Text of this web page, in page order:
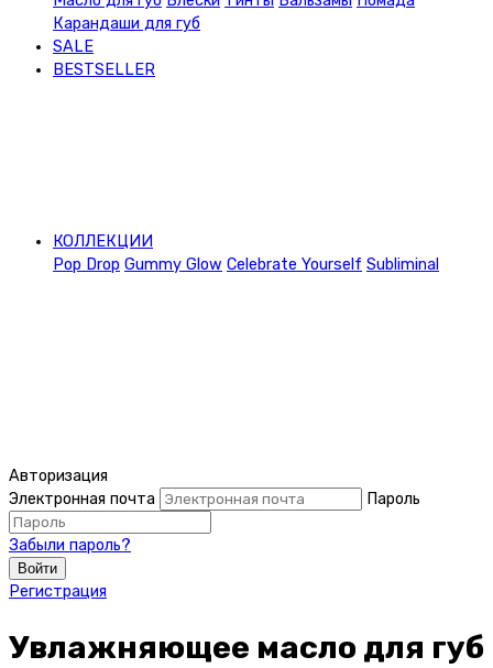
Карандаши для губ
SALE
BESTSELLER
КОЛЛЕКЦИИ
Pop Drop Gummy Glow Celebrate Yourself Subliminal
Авторизация
Электронная почта
Пароль
Забыли пароль?
Войти
Регистрация
Увлажняющее масло для губ